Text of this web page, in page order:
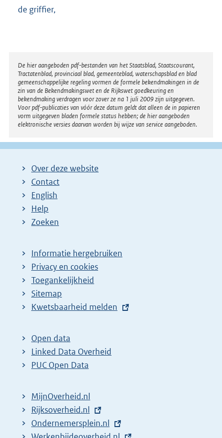
de griffier,
Disclaimer
De hier aangeboden pdf-bestanden van het Staatsblad, Staatscourant,
Tractatenblad, provinciaal blad, gemeenteblad, waterschapsblad en blad
gemeenschappelijke regeling vormen de formele bekendmakingen in de
zin van de Bekendmakingswet en de Rijkswet goedkeuring en
bekendmaking verdragen voor zover ze na 1 juli 2009 zijn uitgegeven.
Voor pdf-publicaties van vóór deze datum geldt dat alleen de in papieren
vorm uitgegeven bladen formele status hebben; de hier aangeboden
elektronische versies daarvan worden bij wijze van service aangeboden.
Over deze website
Contact
English
Help
Zoeken
Informatie hergebruiken
Privacy en cookies
Toegankelijkheid
Sitemap
E
t
e
r
l
i
n
Kwetsbaarheid melden
Open data
Linked Data Overheid
PUC Open Data
MijnOverheid.nl
E
x
Rijksoverheid.nl
E
Ondernemersplein.nl